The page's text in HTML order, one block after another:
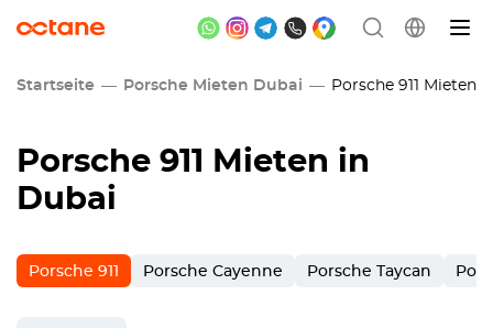
Startseite Porsche Mieten Dubai Porsche 911 Mieten
Porsche 911 Mieten in
Dubai
Porsche 911 Porsche Cayenne Porsche Taycan